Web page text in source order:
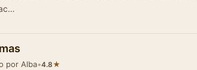
por Alba•4.8★